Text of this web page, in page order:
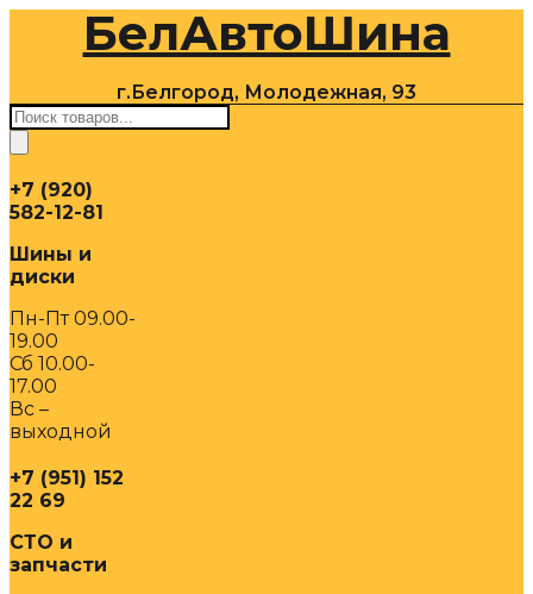
содержимомуБелАвтоШина
г.Белгород, Молодежная, 93
Поиск
товаров
+7 (920)
582-12-81
Шины и
диски
Пн-Пт 09.00-
19.00
Сб 10.00-
17.00
Вс –
выходной
+7 (951) 152
22 69
СТО и
запчасти